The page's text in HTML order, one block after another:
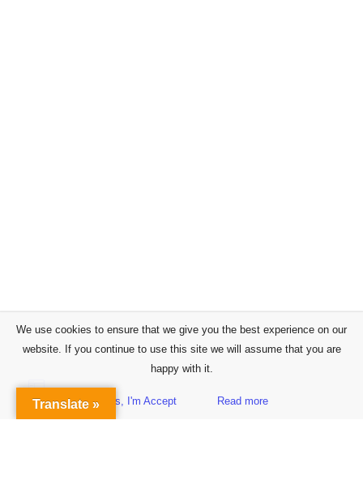
Sidebar
We use cookies to ensure that we give you the best experience on our
website. If you continue to use this site we will assume that you are
happy with it.
Yes, I'm Accept Read more
Translate »